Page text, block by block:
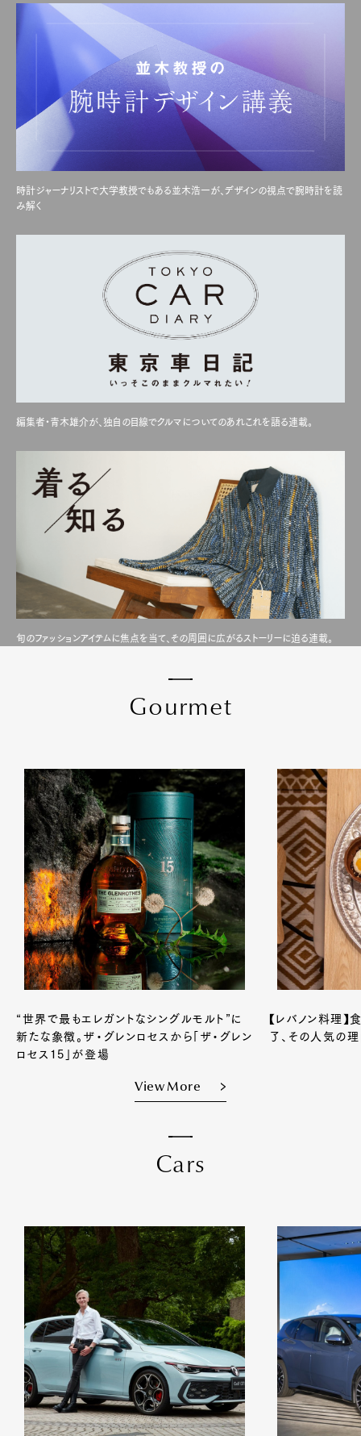
時計ジャーナリストで大学教授でもある並木浩一が、デザインの視点で腕時計を読
み解く
編集者・青木雄介が、独自の目線でクルマについてのあれこれを語る連載。
旬のファッションアイテムに焦点を当て、その周囲に広がるストーリーに迫る連載。
Gourmet
“世界で最もエレガントなシングルモルト”に
新たな象徴。ザ・グレンロセスから「ザ・グレン
ロセス15」が登場
【レバノン料理
了、その人気の
View More
Cars